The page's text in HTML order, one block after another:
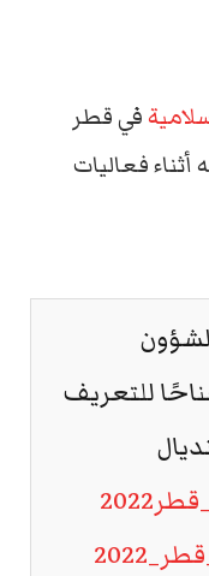
في قطر
فعاليات
للتعريف